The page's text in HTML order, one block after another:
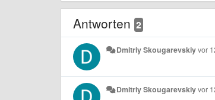
Antworten 2
Dmitriy Skougarevskiyvor
Dmitriy Skougarevskiyvor